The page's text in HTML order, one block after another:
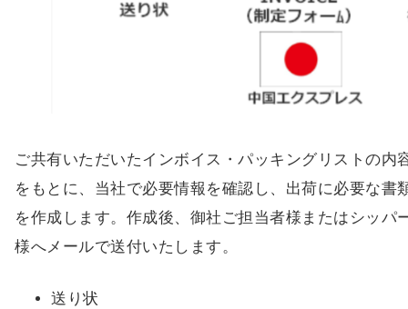
ご共有いただいたインボイス・パッキングリストの内
をもとに、当社で必要情報を確認し、出荷に必要な書
を作成します。作成後、御社ご担当者様またはシッパ
様へメールで送付いたします。
送り状